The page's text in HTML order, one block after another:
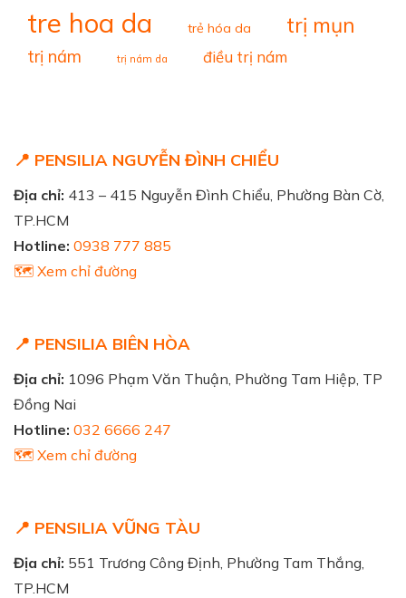
tre hoa da trẻ hóa da trị mụn
trị nám trị nám da điều trị nám
📍 PENSILIA NGUYỄN ĐÌNH CHIỂU
Địa chỉ: 413 – 415 Nguyễn Đình Chiểu, Phường Bàn Cờ,
TP.HCM
Hotline: 0938 777 885
🗺️ Xem chỉ đường
📍 PENSILIA BIÊN HÒA
Địa chỉ: 1096 Phạm Văn Thuận, Phường Tam Hiệp, TP
Đồng Nai
Hotline: 032 6666 247
🗺️ Xem chỉ đường
📍 PENSILIA VŨNG TÀU
Địa chỉ: 551 Trương Công Định, Phường Tam Thắng,
TP.HCM